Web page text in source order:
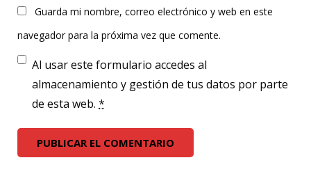
Guarda mi nombre, correo electrónico y web en este
navegador para la próxima vez que comente.
Al usar este formulario accedes al
almacenamiento y gestión de tus datos por parte
de esta web. *